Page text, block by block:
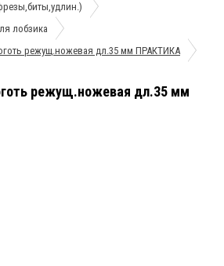
лобзика
режущ.ножевая дл.35 мм ПРАКТИКА
режущ.ножевая дл.35 мм